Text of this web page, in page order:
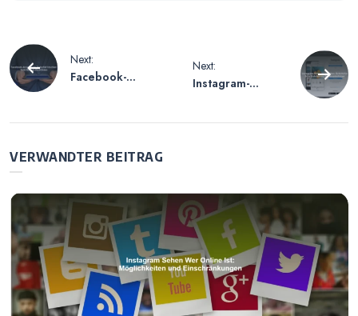
Beitragsnavigation
Next:
Facebook-
Next:
Instagram-
VERWANDTER BEITRAG